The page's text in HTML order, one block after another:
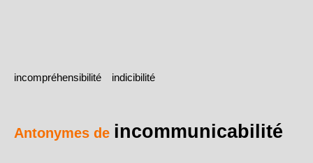
incompréhensibilité indicibilité
Antonymes de incommunicabilité